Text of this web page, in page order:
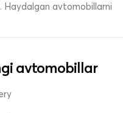
Haydalgan avtomobillarni
avtomobillar